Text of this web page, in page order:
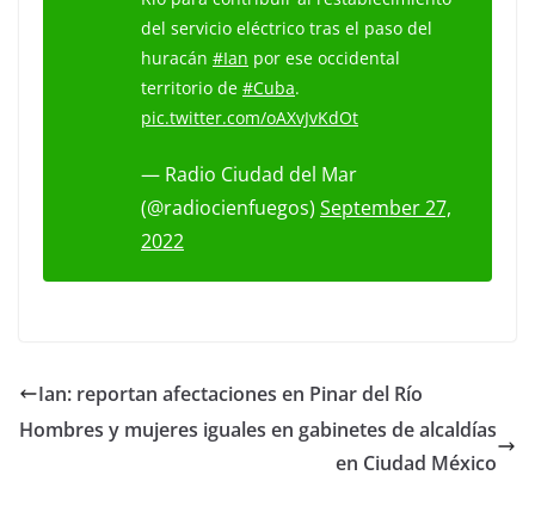
del servicio eléctrico tras el paso del
huracán #Ian por ese occidental
territorio de #Cuba.
pic.twitter.com/oAXvJvKdOt
— Radio Ciudad del Mar
(@radiocienfuegos) September 27,
2022
Ian: reportan afectaciones en Pinar del Río
Hombres y mujeres iguales en gabinetes de alcaldías
en Ciudad México